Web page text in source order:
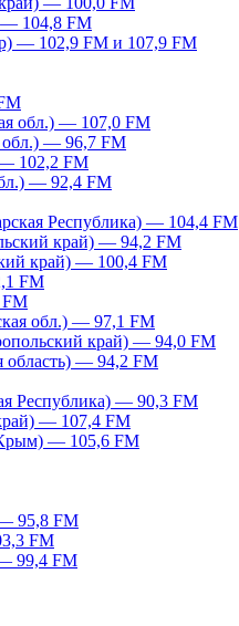
104,8 FM
— 102,9 FM и 107,9 FM
обл.) — 107,0 FM
обл.) — 96,7 FM
102,2 FM
— 92,4 FM
Республика) — 104,4 FM
край) — 94,2 FM
край) — 100,4 FM
FM
обл.) — 97,1 FM
край) — 94,0 FM
область) — 94,2 FM
Республика) — 90,3 FM
— 107,4 FM
— 105,6 FM
95,8 FM
FM
99,4 FM